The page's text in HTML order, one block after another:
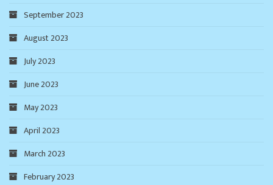
September 2023
August 2023
July 2023
June 2023
May 2023
April 2023
March 2023
February 2023